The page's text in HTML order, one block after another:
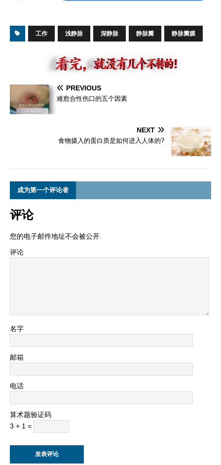
工作 浅静脉 深静脉 静脉瓣 静脉瓣膜
PREVIOUS
难愈合性伤口的五个因素
NEXT
食物摄入的蛋白质是如何进入人体的?
成为第一个评论者
评论
您的电子邮件地址不会被公开.
评论
名字
邮箱
电话
算术题验证码
3 + 1 =